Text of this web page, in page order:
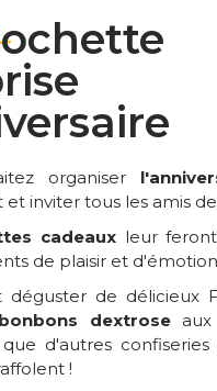
organiser
inviter tous les amis
cadeauxleur
de plaisir et
déguster de délicieux
bonbons dextroseaux
d'autres
!